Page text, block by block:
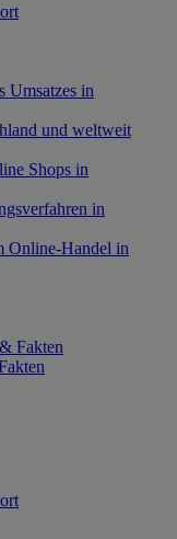
Umsatzes in
und weltweit
Shops in
in
Online-Handel in
Fakten